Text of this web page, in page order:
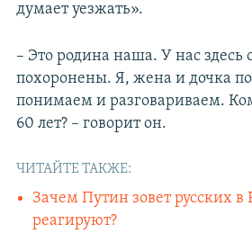
думает уезжать».
– Это родина наша. У нас здесь
похоронены. Я, жена и дочка
понимаем и разговариваем.
60 лет? – говорит он.
ЧИТАЙТЕ ТАКЖЕ:
Зачем Путин зовет русских
реагируют?